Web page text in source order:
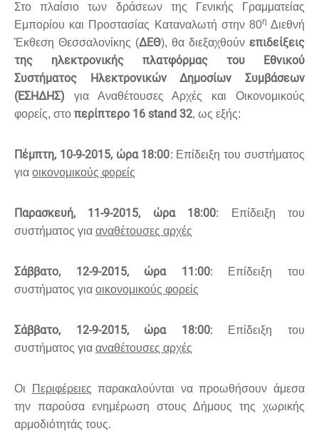
Στο πλαίσιο των δράσεων της Γενικής Γραμματείας
Εμπορίου και Προστασίας Καταναλωτή στην 80η Διεθνή
Έκθεση Θεσσαλονίκης (ΔΕΘ), θα διεξαχθούν επιδείξεις
της ηλεκτρονικής πλατφόρμας του Εθνικού
Συστήματος Ηλεκτρονικών Δημοσίων Συμβάσεων
(ΕΣΗΔΗΣ) για Αναθέτουσες Αρχές και Οικονομικούς
φορείς, στο περίπτερο 16 stand 32, ως εξής:
Πέμπτη, 10-9-2015, ώρα 18:00: Επίδειξη του συστήματος
για οικονομικούς φορείς
Παρασκευή, 11-9-2015, ώρα 18:00: Επίδειξη του
συστήματος για αναθέτουσες αρχές
Σάββατο, 12-9-2015, ώρα 11:00: Επίδειξη του
συστήματος για οικονομικούς φορείς
Σάββατο, 12-9-2015, ώρα 18:00: Επίδειξη του
συστήματος για αναθέτουσες αρχές
Οι Περιφέρειες παρακαλούνται να προωθήσουν άμεσα
την παρούσα ενημέρωση στους Δήμους της χωρικής
αρμοδιότητάς τους.